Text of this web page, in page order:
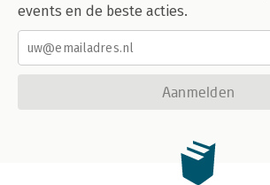
events en de beste acties.
Aanmelden